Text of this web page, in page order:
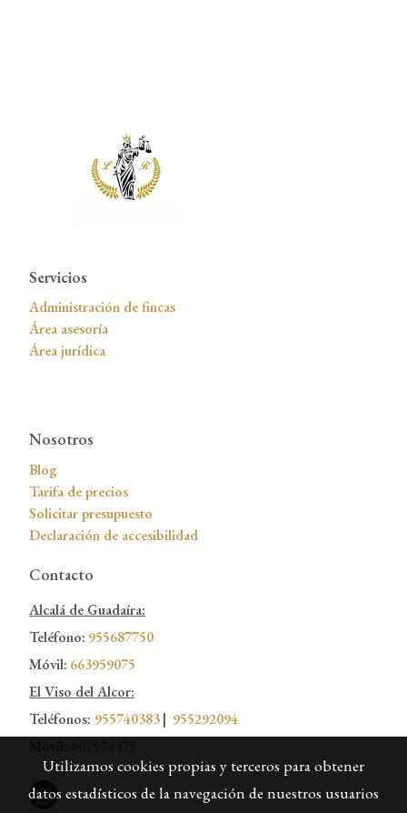
Servicios
Administración de fincas
Área asesoría
Área jurídica
Nosotros
Blog
Tarifa de precios
Solicitar presupuesto
Declaración de accesibilidad
Contacto
Alcalá de Guadaíra:
Teléfono: 955687750
Móvil: 663959075
El Viso del Alcor:
Teléfonos: 955740383| 955292094
Utilizamos cookies propias y terceros para obtener
datos estadísticos de la navegación de nuestros usuarios